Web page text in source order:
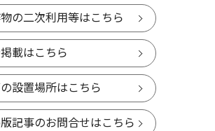
の二次利用等はこちら
載はこちら
設置場所はこちら
記事のお問合せはこちら